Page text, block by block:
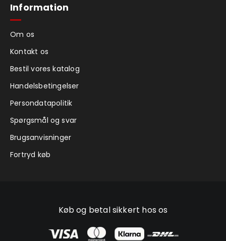
Information
Om os
Kontakt os
Bestil vores katalog
Handelsbetingelser
Persondatapolitik
Spørgsmål og svar
Brugsanvisninger
Fortryd køb
Køb og betal sikkert hos os